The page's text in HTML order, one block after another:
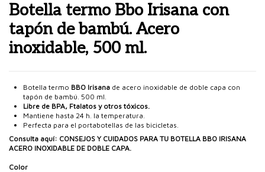
Botella termo Bbo Irisana con
tapón de bambú. Acero
inoxidable, 500 ml.
Botella termo BBO Irisana de acero inoxidable de doble capa con
tapón de bambú. 500 ml.
Libre de BPA, Ftalatos y otros tóxicos.
Mantiene hasta 24 h. la temperatura.
Perfecta para el portabotellas de las bicicletas.
Consulta aquí: CONSEJOS Y CUIDADOS PARA TU BOTELLA BBO IRISANA
ACERO INOXIDABLE DE DOBLE CAPA.
Color